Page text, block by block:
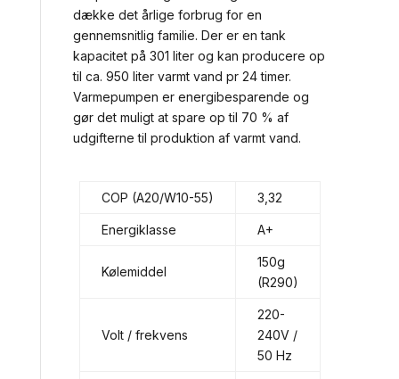
dække det årlige forbrug for en
gennemsnitlig familie. Der er en tank
kapacitet på 301 liter og kan producere op
til ca. 950 liter varmt vand pr 24 timer.
Varmepumpen er energibesparende og
gør det muligt at spare op til 70 % af
udgifterne til produktion af varmt vand.
COP (A20/W10-55) 3,32
Energiklasse A+
Kølemiddel
150g
(R290)
Volt / frekvens
220-
240V /
50 Hz